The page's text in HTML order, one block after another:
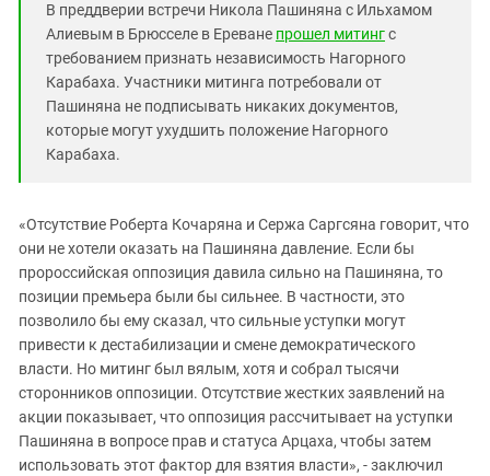
В преддверии встречи Никола Пашиняна с Ильхамом
Алиевым в Брюсселе в Ереване прошел митингс
требованием признать независимость Нагорного
Карабаха. Участники митинга потребовали от
Пашиняна не подписывать никаких документов,
которые могут ухудшить положение Нагорного
Карабаха.
«Отсутствие Роберта Кочаряна и Сержа Саргсяна говорит, что
они не хотели оказать на Пашиняна давление. Если бы
пророссийская оппозиция давила сильно на Пашиняна, то
позиции премьера были бы сильнее. В частности, это
позволило бы ему сказал, что сильные уступки могут
привести к дестабилизации и смене демократического
власти. Но митинг был вялым, хотя и собрал тысячи
сторонников оппозиции. Отсутствие жестких заявлений на
акции показывает, что оппозиция рассчитывает на уступки
Пашиняна в вопросе прав и статуса Арцаха, чтобы затем
использовать этот фактор для взятия власти», - заключил